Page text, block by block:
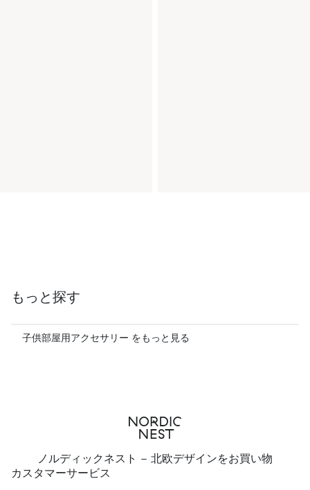
もっと探す
子供部屋用アクセサリー をもっと見る
ノルディックネスト - 北欧デザインをお買い物
カスタマーサービス